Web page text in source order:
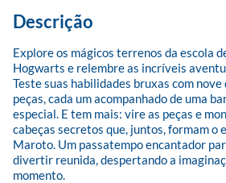
Descrição
Explore os mágicos terrenos da escola
Hogwarts e relembre as incríveis
Teste suas habilidades bruxas com
peças, cada um acompanhado de uma
especial. E tem mais: vire as peças e
cabeças secretos que, juntos, formam o
Maroto. Um passatempo encantador
divertir reunida, despertando a
momento.